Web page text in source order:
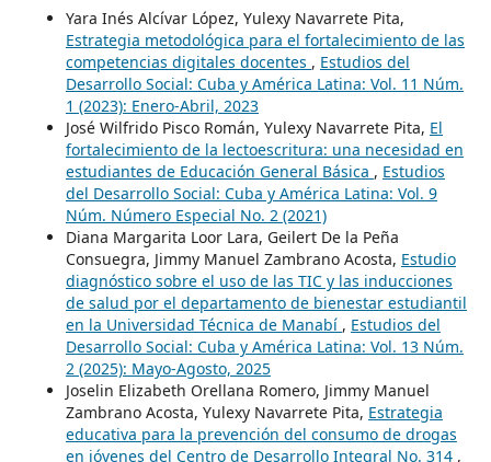
Yara Inés Alcívar López, Yulexy Navarrete Pita,
Estrategia metodológica para el fortalecimiento de las
competencias digitales docentes , Estudios del
Desarrollo Social: Cuba y América Latina: Vol. 11 Núm.
1 (2023): Enero-Abril, 2023
José Wilfrido Pisco Román, Yulexy Navarrete Pita, El
fortalecimiento de la lectoescritura: una necesidad en
estudiantes de Educación General Básica , Estudios
del Desarrollo Social: Cuba y América Latina: Vol. 9
Núm. Número Especial No. 2 (2021)
Diana Margarita Loor Lara, Geilert De la Peña
Consuegra, Jimmy Manuel Zambrano Acosta, Estudio
diagnóstico sobre el uso de las TIC y las inducciones
de salud por el departamento de bienestar estudiantil
en la Universidad Técnica de Manabí , Estudios del
Desarrollo Social: Cuba y América Latina: Vol. 13 Núm.
2 (2025): Mayo-Agosto, 2025
Joselin Elizabeth Orellana Romero, Jimmy Manuel
Zambrano Acosta, Yulexy Navarrete Pita, Estrategia
educativa para la prevención del consumo de drogas
en jóvenes del Centro de Desarrollo Integral No. 314 ,